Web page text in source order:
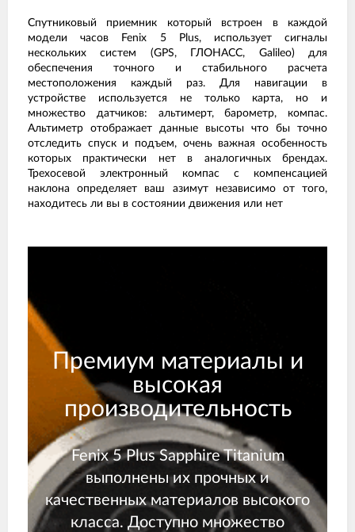
Спутниковый приемник который встроен в каждой
модели часов Fenix 5 Plus, использует сигналы
нескольких систем (GPS, ГЛОНАСС, Galileo) для
обеспечения точного и стабильного расчета
местоположения каждый раз. Для навигации в
устройстве используется не только карта, но и
множество датчиков: альтимерт, барометр, компас.
Альтиметр отображает данные высоты что бы точно
отследить спуск и подъем, очень важная особенность
которых практически нет в аналогичных брендах.
Трехосевой электронный компас с компенсацией
наклона определяет ваш азимут независимо от того,
находитесь ли вы в состоянии движения или нет
Премиум материалы и
высокая
производительность
Fenix 5 Plus Sapphire Titanium
выполнены их прочных и
качественных материалов высокого
класса. Доступно множество